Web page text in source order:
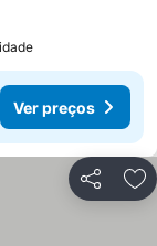
Ver preços
Partilhar